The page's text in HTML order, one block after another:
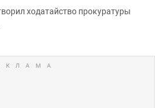
ходатайство прокуратуры